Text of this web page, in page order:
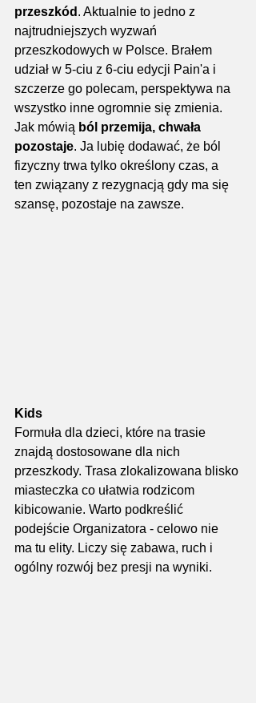
przeszkód . Aktualnie to jedno z
najtrudniejszych wyzwań
przeszkodowych w Polsce. Brałem
udział w 5-ciu z 6-ciu edycji Pain'a i
szczerze go polecam, perspektywa na
wszystko inne ogromnie się zmienia.
Jak mówią ból przemija, chwała
pozostaje. Ja lubię dodawać, że ból
fizyczny trwa tylko określony czas, a
ten związany z rezygnacją gdy ma się
szansę, pozostaje na zawsze.
Kids
Formuła dla dzieci, które na trasie
znajdą dostosowane dla nich
przeszkody. Trasa zlokalizowana blisko
miasteczka co ułatwia rodzicom
kibicowanie. Warto podkreślić
podejście Organizatora - celowo nie
ma tu elity. Liczy się zabawa, ruch i
ogólny rozwój bez presji na wyniki.